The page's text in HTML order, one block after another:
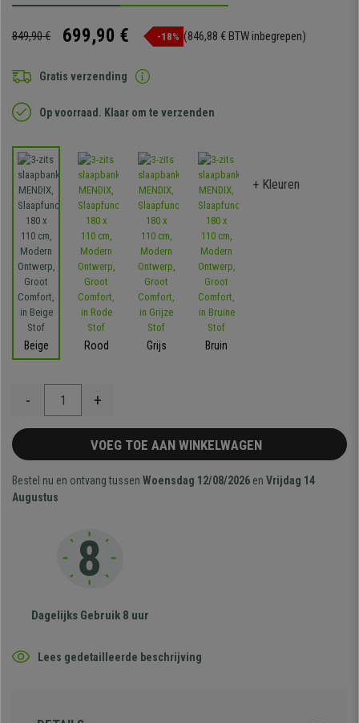
849,90 € 699,90 € -18% (846,88 € BTW inbegrepen)
Gratis verzending
Op voorraad. Klaar om te verzenden
Beige Rood Grijs Bruin
+ Kleuren
- +
VOEG TOE AAN WINKELWAGEN
Bestel nu en ontvang tussen Woensdag 12/08/2026 en Vrijdag 14
Augustus
Dagelijks Gebruik 8 uur
Lees gedetailleerde beschrijving